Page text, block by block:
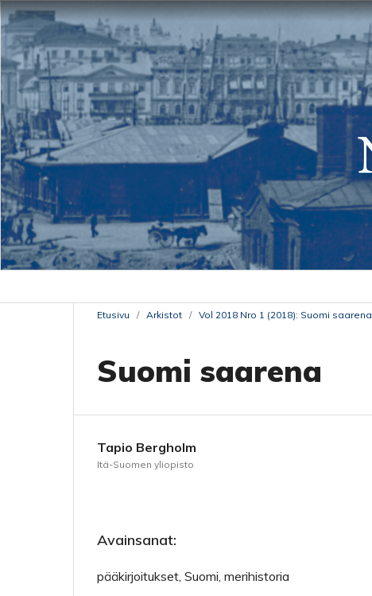
Etusivu / Arkistot / Vol 2018 Nro 1 (2018): Suomi saarena
Suomi saarena
Tapio Bergholm
Itä-Suomen yliopisto
Avainsanat:
pääkirjoitukset, Suomi, merihistoria